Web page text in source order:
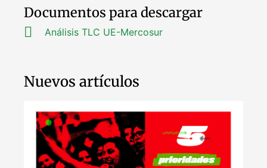
Documentos para descargar
Análisis TLC UE-Mercosur
Nuevos artículos